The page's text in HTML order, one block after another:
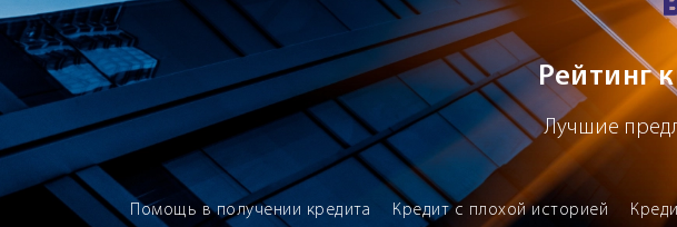
Рейтинг
Лучшие
Помощь в получении кредита Кредит с плохой историей